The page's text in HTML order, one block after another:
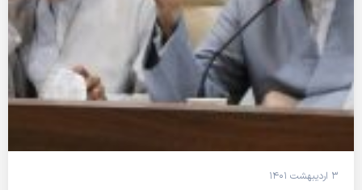
۳ اردیبهشت ۱۴۰۱